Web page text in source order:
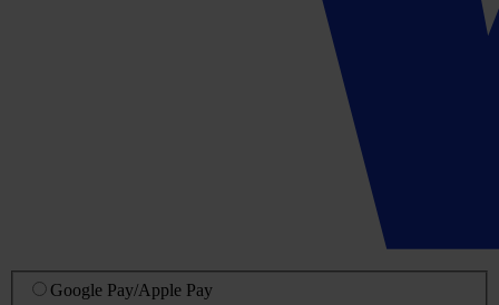
Google Pay/Apple Pay